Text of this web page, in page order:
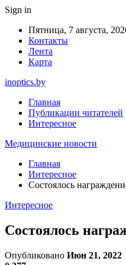
Sign in
Пятница, 7 августа,
Контакты
Лента
Карта
inoptics.by
Главная
Публикации читателей
Интересное
Медицинские новости
Главная
Интересное
Состоялось
Интересное
Состоялось
Опубликовано Июн 21, 2022